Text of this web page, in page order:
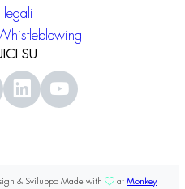
legali
SU
& Sviluppo Made with at Monkey